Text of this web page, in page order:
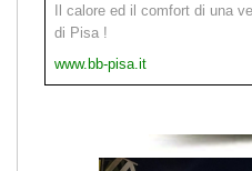
Il calore ed il comfort di una
di Pisa !
www.bb-pisa.it